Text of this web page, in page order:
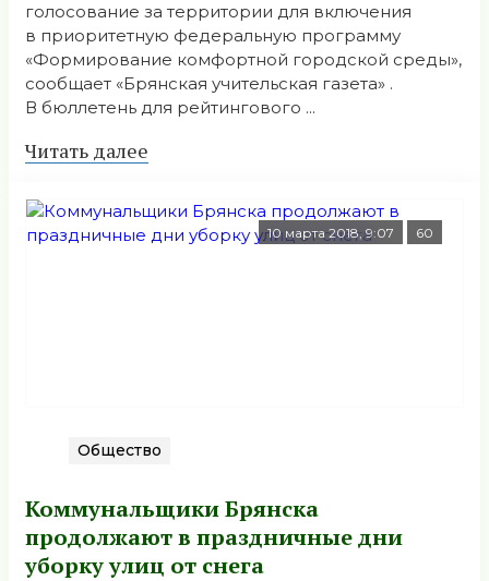
голосование за территории для включения
в приоритетную федеральную программу
«Формирование комфортной городской среды»,
сообщает «Брянская учительская газета» .
В бюллетень для рейтингового ...
Читать далее
10 марта 2018, 9:07 60
Общество
Коммунальщики Брянска
продолжают в праздничные дни
уборку улиц от снега